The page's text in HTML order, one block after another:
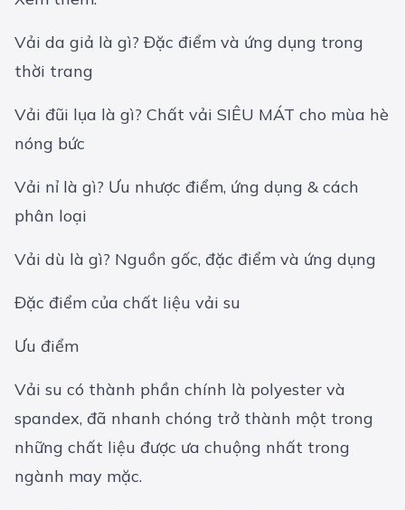
Vải da giả là gì? Đặc điểm và ứng dụng trong
thời trang
Vải đũi lụa là gì? Chất vải SIÊU MÁT cho mùa hè
nóng bức
Vải nỉ là gì? Ưu nhược điểm, ứng dụng & cách
phân loại
Vải dù là gì? Nguồn gốc, đặc điểm và ứng dụng
Đặc điểm của chất liệu vải su
Ưu điểm
Vải su có thành phần chính là polyester và
spandex, đã nhanh chóng trở thành một trong
những chất liệu được ưa chuộng nhất trong
ngành may mặc.